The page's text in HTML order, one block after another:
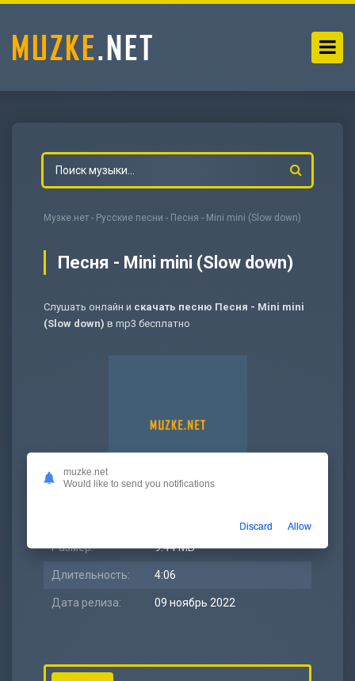
Музке.нет - Русские песни - Песня - Mini mini (Slow down)
Песня - Mini mini (Slow down)
Слушать онлайн и скачать песню Песня - Mini mini
(Slow down) в mp3 бесплатно
Размер: 9.44 МБ
Длительность: 4:06
Дата релиза: 09 ноябрь 2022
muzke.net
Would like to send you notifications
Discard Allow